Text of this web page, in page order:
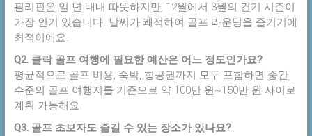
필리핀은 일 년 내내 따뜻하지만, 12월에서 3월의 건기 시즌이
가장 인기 있습니다. 날씨가 쾌적하여 골프 라운딩을 즐기기에
최적이에요.
Q2. 클락 골프 여행에 필요한 예산은 어느 정도인가요?
평균적으로 골프 비용, 숙박, 항공권까지 모두 포함하면 중간
수준의 골프 여행지를 기준으로 약 100만 원~150만 원 사이로
계획 가능해요.
Q3. 골프 초보자도 즐길 수 있는 장소가 있나요?